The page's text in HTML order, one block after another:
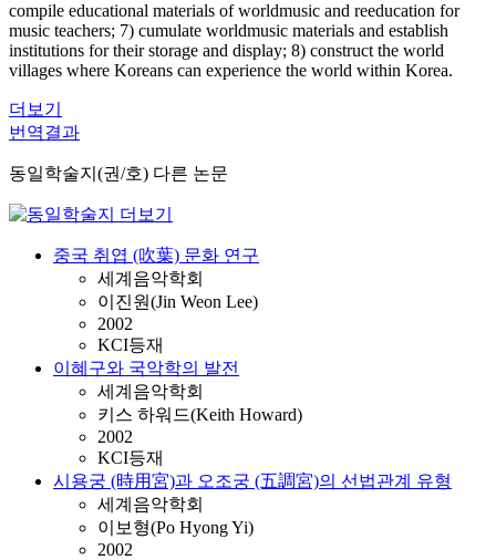
compile educational materials of worldmusic and reeducation for
music teachers; 7) cumulate worldmusic materials and establish
institutions for their storage and display; 8) construct the world
villages where Koreans can experience the world within Korea.
더보기
번역결과
동일학술지(권/호) 다른 논문
중국 취엽 (吹葉) 문화 연구
세계음악학회
이진원(Jin Weon Lee)
2002
KCI등재
이혜구와 국악학의 발전
세계음악학회
키스 하워드(Keith Howard)
2002
KCI등재
시용궁 (時用宮)과 오조궁 (五調宮)의 선법관계 유형
세계음악학회
이보형(Po Hyong Yi)
2002